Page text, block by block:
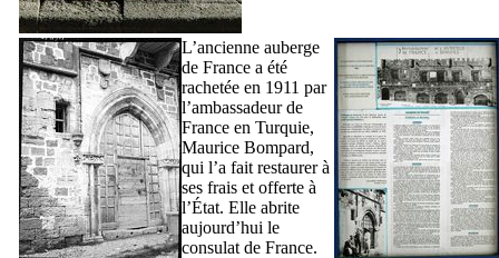
L’ancienne auberge
de France a été
rachetée en 1911 par
l’ambassadeur de
France en Turquie,
Maurice Bompard,
qui l’a fait restaurer à
ses frais et offerte à
l’État. Elle abrite
aujourd’hui le
consulat de France.